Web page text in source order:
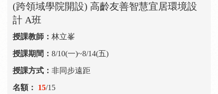
(跨領域學院開設) 高齡友善智慧宜居環境設
計 A班
林立峯
8/10(一)~8/14(五)
非同步遠距
15/15